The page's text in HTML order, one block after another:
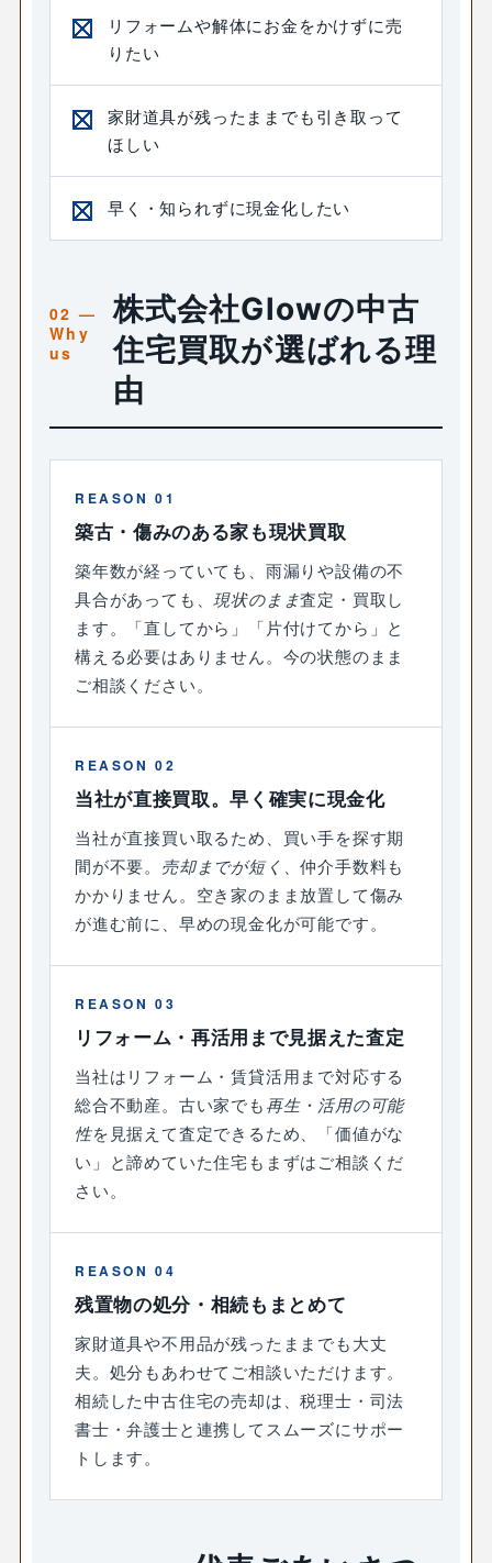
リフォームや解体にお金をかけずに売
りたい
家財道具が残ったままでも引き取って
ほしい
早く・知られずに現金化したい
株式会社Glowの中古
住宅買取が選ばれる理
由
REASON 01
築古・傷みのある家も現状買取
築年数が経っていても、雨漏りや設備の不
具合があっても、現状のまま査定・買取し
ます。「直してから」「片付けてから」と
構える必要はありません。今の状態のまま
ご相談ください。
REASON 02
当社が直接買取。早く確実に現金化
当社が直接買い取るため、買い手を探す期
間が不要。 売却までが短く 、仲介手数料も
かかりません。空き家のまま放置して傷み
が進む前に、早めの現金化が可能です。
REASON 03
リフォーム・再活用まで見据えた査定
当社はリフォーム・賃貸活用まで対応する
総合不動産。古い家でも 再生・活用の可能
性を見据えて査定できるため、「価値がな
い」と諦めていた住宅もまずはご相談くだ
さい。
REASON 04
残置物の処分・相続もまとめて
家財道具や不用品が残ったままでも大丈
夫。処分もあわせてご相談いただけます。
相続した中古住宅の売却は、税理士・司法
書士・弁護士と連携してスムーズにサポー
トします。